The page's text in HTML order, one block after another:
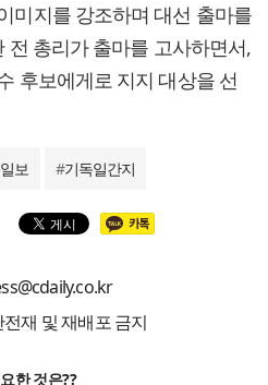
미지를 강조하며 대선 출마를
전 총리가 출마를 고사하면서,
후보에게로 지지 대상을 선
보 #기독일간지
재 및 재배포 금지
한 것은??